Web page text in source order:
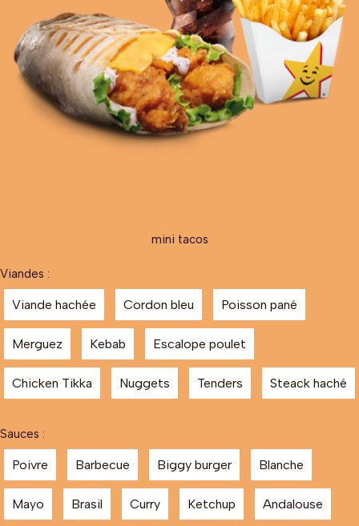
mini tacos
Viandes :
Viande hachée Cordon bleu Poisson pané
Merguez Kebab Escalope poulet
Chicken Tikka Nuggets Tenders Steack haché
Sauces :
Poivre Barbecue Biggy burger Blanche
Mayo Brasil Curry Ketchup Andalouse